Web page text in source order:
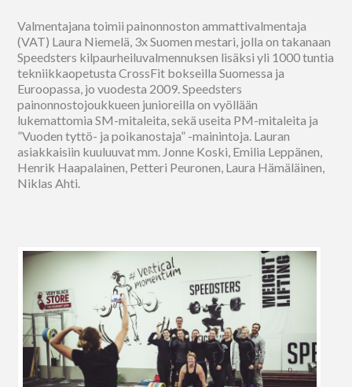
Valmentajana toimii painonnoston ammattivalmentaja
(VAT) Laura Niemelä, 3x Suomen mestari, jolla on takanaan
Speedsters kilpaurheiluvalmennuksen lisäksi yli 1000 tuntia
tekniikkaopetusta CrossFit bokseilla Suomessa ja
Euroopassa, jo vuodesta 2009. Speedsters
painonnostojoukkueen junioreilla on vyöllään
lukemattomia SM-mitaleita, sekä useita PM-mitaleita ja
”Vuoden tyttö- ja poikanostaja” -mainintoja. Lauran
asiakkaisiin kuuluuvat mm. Jonne Koski, Emilia Leppänen,
Henrik Haapalainen, Petteri Peuronen, Laura Hämäläinen,
Niklas Ahti.